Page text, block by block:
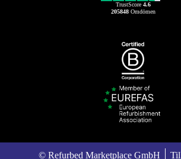
TrustScore 4.6
205848Omdömen
© Refurbed Marketplace GmbH